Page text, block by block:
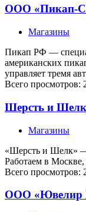
ООО «Пикап-
Магазины
Пикап РФ —
американских
управляет тремя
Всего просмотров:
Шерсть и Шелк
Магазины
«Шерсть и Шелк» —
Работаем в
Всего просмотров:
ООО «Ювелир